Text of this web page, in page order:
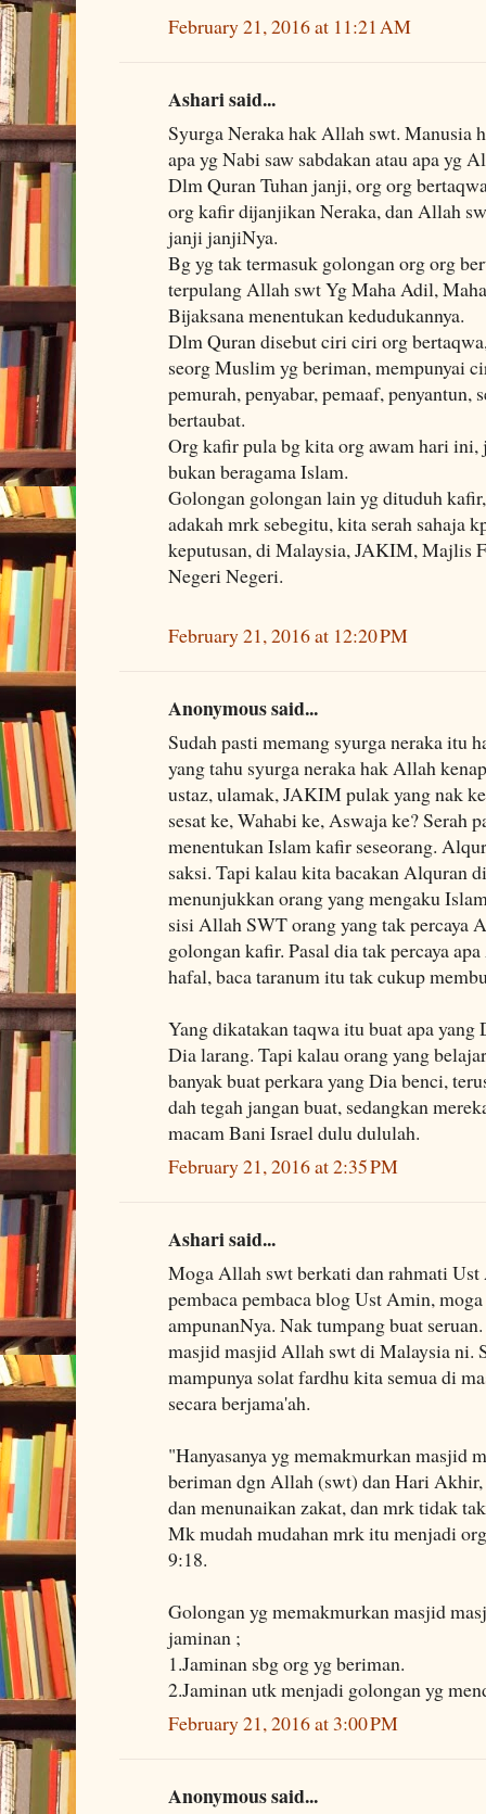
February 21, 2016 at 11:21 AM
Ashari said...
Syurga Neraka hak Allah swt. Manusia
apa yg Nabi saw sabdakan atau apa yg
Dlm Quran Tuhan janji, org org
org kafir dijanjikan Neraka, dan Allah
janji janjiNya.
Bg yg tak termasuk golongan org org
terpulang Allah swt Yg Maha Adil,
Bijaksana menentukan kedudukannya.
Dlm Quran disebut ciri ciri org
seorg Muslim yg beriman, mempunyai
pemurah, penyabar, pemaaf, penyantun,
bertaubat.
Org kafir pula bg kita org awam hari ini,
bukan beragama Islam.
Golongan golongan lain yg dituduh
adakah mrk sebegitu, kita serah sahaja
keputusan, di Malaysia, JAKIM, Majlis
Negeri Negeri.
February 21, 2016 at 12:20 PM
Anonymous said...
Sudah pasti memang syurga neraka itu
yang tahu syurga neraka hak Allah
ustaz, ulamak, JAKIM pulak yang nak
sesat ke, Wahabi ke, Aswaja ke? Serah
menentukan Islam kafir seseorang.
saksi. Tapi kalau kita bacakan Alquran
menunjukkan orang yang mengaku
sisi Allah SWT orang yang tak percaya
golongan kafir. Pasal dia tak percaya
hafal, baca taranum itu tak cukup
Yang dikatakan taqwa itu buat apa yang
Dia larang. Tapi kalau orang yang
banyak buat perkara yang Dia benci,
dah tegah jangan buat, sedangkan
macam Bani Israel dulu dululah.
February 21, 2016 at 2:35 PM
Ashari said...
Moga Allah swt berkati dan rahmati
pembaca pembaca blog Ust Amin,
ampunanNya. Nak tumpang buat
masjid masjid Allah swt di Malaysia ni.
mampunya solat fardhu kita semua di
secara berjama'ah.
"Hanyasanya yg memakmurkan masjid
beriman dgn Allah (swt) dan Hari
dan menunaikan zakat, dan mrk tidak
Mk mudah mudahan mrk itu menjadi
9:18.
Golongan yg memakmurkan masjid
jaminan ;
1.Jaminan sbg org yg beriman.
2.Jaminan utk menjadi golongan yg
February 21, 2016 at 3:00 PM
Anonymous said...